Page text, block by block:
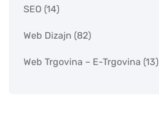
SEO (14)
Web Dizajn (82)
Web Trgovina – E-Trgovina (13)